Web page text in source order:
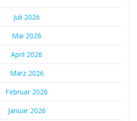
Juli 2026
Mai 2026
April 2026
März 2026
Februar 2026
Januar 2026